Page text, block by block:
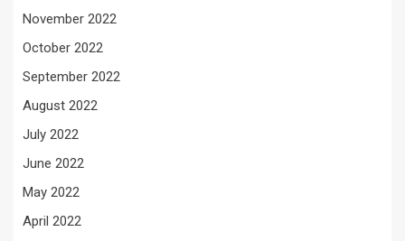
November 2022
October 2022
September 2022
August 2022
July 2022
June 2022
May 2022
April 2022